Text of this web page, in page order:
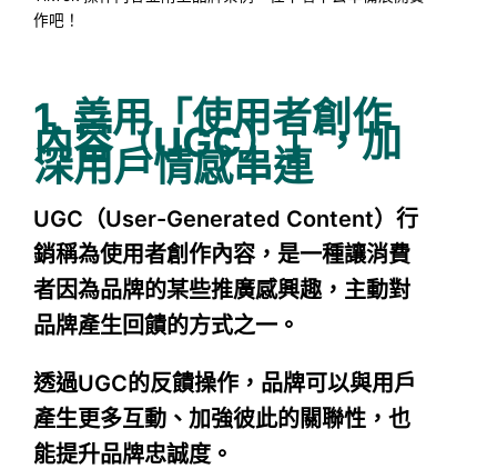
作吧！
1. 善用「使用者創作
內容（UGC）」，加
深用戶情感串連
UGC（User-Generated Content）行
銷稱為使用者創作內容，是一種讓消費
者因為品牌的某些推廣感興趣，主動對
品牌產生回饋的方式之一。
透過UGC的反饋操作，品牌可以與用戶
產生更多互動、加強彼此的關聯性，也
能提升品牌忠誠度。